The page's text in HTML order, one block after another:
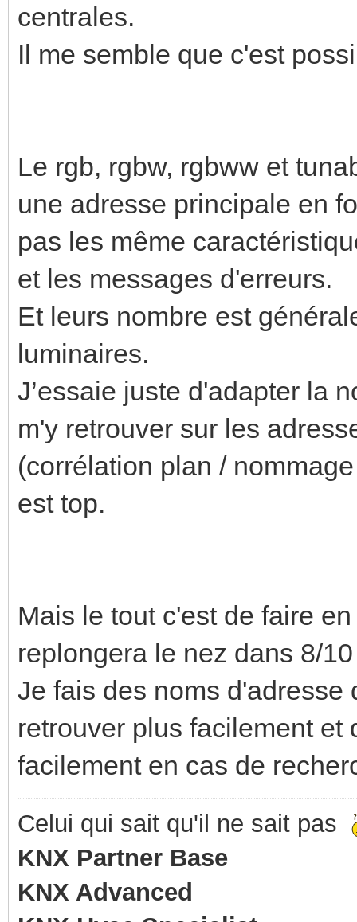
centrales.
Il me semble que c'est
Le rgb, rgbw, rgbww et
une adresse principale en
pas les même
et les messages d'erreurs.
Et leurs nombre est
luminaires.
J’essaie juste d'adapter la
m'y retrouver sur les
(corrélation plan /
est top.
Mais le tout c'est de faire
replongera le nez dans 8/
Je fais des noms d'adresse
retrouver plus facilement
facilement en cas de
Celui qui sait qu'il ne sait pas
KNX Partner Base
KNX Advanced